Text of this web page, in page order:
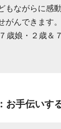
もながらに感
がんできます。
歳娘・２歳
お手伝いす